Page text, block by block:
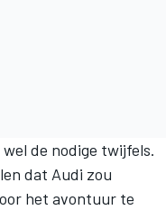
de nodige twijfels.
dat Audi zou
het avontuur te